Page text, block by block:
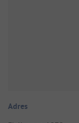
Adres